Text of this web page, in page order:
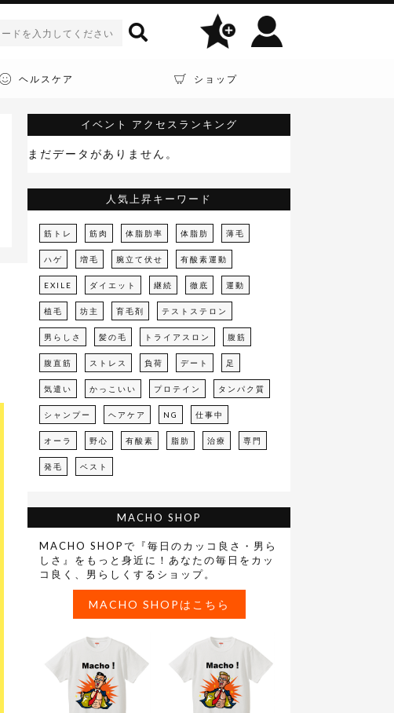
ヘルスケア ショップ
イベント アクセスランキング
まだデータがありません。
人気上昇キーワード
筋トレ 筋肉 体脂肪率 体脂肪 薄毛
ハゲ 増毛 腕立て伏せ 有酸素運動
EXILE ダイエット 継続 徹底 運動
植毛 坊主 育毛剤 テストステロン
男らしさ 髪の毛 トライアスロン 腹筋
腹直筋 ストレス 負荷 デート 足
気遣い かっこいい プロテイン タンパク質
シャンプー ヘアケア NG 仕事中
オーラ 野心 有酸素 脂肪 治療 専門
発毛 ベスト
MACHO SHOP
MACHO SHOPで『毎日のカッコ良さ・男ら
しさ』をもっと身近に！あなたの毎日をカッ
コ良く、男らしくするショップ。
MACHO SHOPはこちら